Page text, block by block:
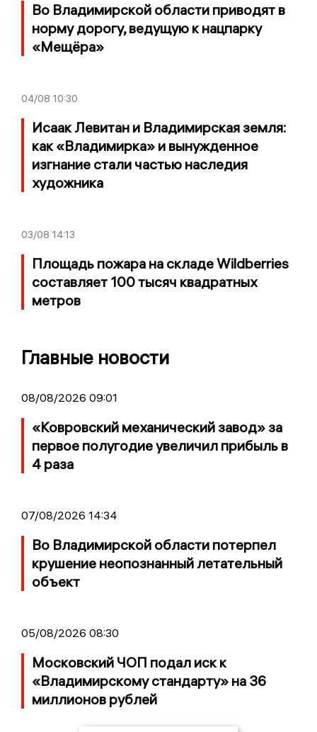
Во Владимирской области приводят в
норму дорогу, ведущую к нацпарку
«Мещёра»
04/08 10:30
Исаак Левитан и Владимирская земля:
как «Владимирка» и вынужденное
изгнание стали частью наследия
художника
03/08 14:13
Площадь пожара на складе Wildberries
составляет 100 тысяч квадратных
метров
Главные новости
08/08/2026 09:01
«Ковровский механический завод» за
первое полугодие увеличил прибыль в
4 раза
07/08/2026 14:34
Во Владимирской области потерпел
крушение неопознанный летательный
объект
05/08/2026 08:30
Московский ЧОП подал иск к
«Владимирскому стандарту» на 36
миллионов рублей